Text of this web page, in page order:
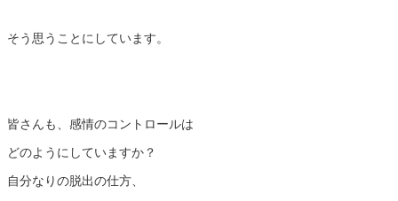
そう思うことにしています。
皆さんも、感情のコントロールは
どのようにしていますか？
自分なりの脱出の仕方、